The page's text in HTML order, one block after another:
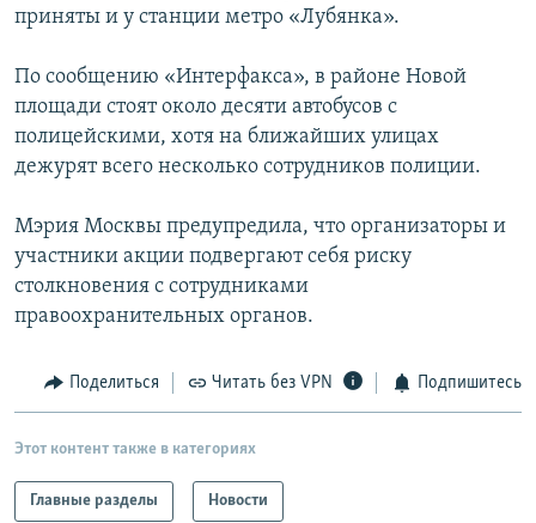
Все сайты РСЕ/РС
приняты и у станции метро «Лубянка».
По сообщению «Интерфакса», в районе Новой
площади стоят около десяти автобусов с
полицейскими, хотя на ближайших улицах
дежурят всего несколько сотрудников полиции.
Мэрия Москвы предупредила, что организаторы и
участники акции подвергают себя риску
столкновения с сотрудниками
правоохранительных органов.
Поделиться Читать без VPN Подпишитесь
Этот контент также в категориях
Главные разделы Новости